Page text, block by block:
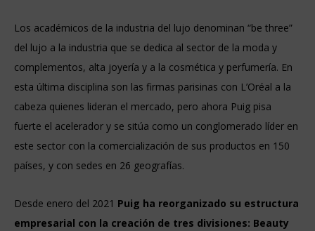
Los académicos de la industria del lujo denominan “be three”
del lujo a la industria que se dedica al sector de la moda y
complementos, alta joyería y a la cosmética y perfumería. En
esta última disciplina son las firmas parisinas con L’Oréal a la
cabeza quienes lideran el mercado, pero ahora Puig pisa
fuerte el acelerador y se sitúa como un conglomerado líder en
este sector con la comercialización de sus productos en 150
países, y con sedes en 26 geografías.
Desde enero del 2021 Puig ha reorganizado su estructura
empresarial con la creación de tres divisiones: Beauty